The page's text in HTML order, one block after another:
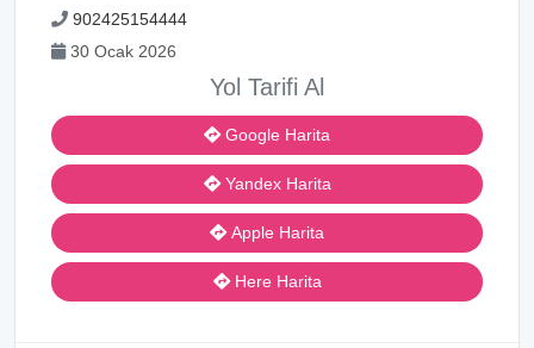
902425154444
30 Ocak 2026
Yol Tarifi Al
Google Harita
Yandex Harita
Apple Harita
Here Harita